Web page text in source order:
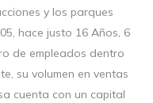
y los parques
hace justo 16 Años, 6
de empleados dentro
su volumen en ventas
cuenta con un capital